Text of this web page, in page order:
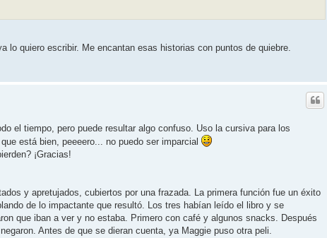
quiero escribir. Me encantan esas historias con puntos de quiebre.
el tiempo, pero puede resultar algo confuso. Uso la cursiva para los
está bien, peeeero... no puedo ser imparcial
¡Gracias!
y apretujados, cubiertos por una frazada. La primera función fue un éxito
de lo impactante que resultó. Los tres habían leído el libro y se
que iban a ver y no estaba. Primero con café y algunos snacks. Después
Antes de que se dieran cuenta, ya Maggie puso otra peli.